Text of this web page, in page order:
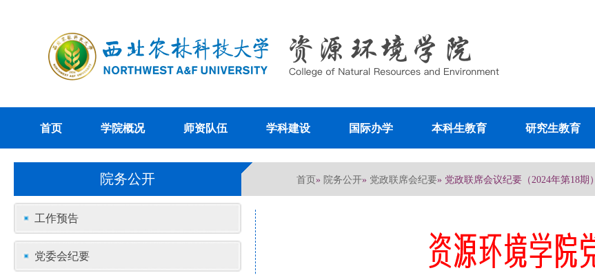
首页 学院概况 师资队伍 学科建设 国际办学 本科生教育 研究生教育
院务公开 首页» 院务公开» 党政联席会纪要» 党政联席会议纪要（2024年第18期）
工作预告
党委会纪要